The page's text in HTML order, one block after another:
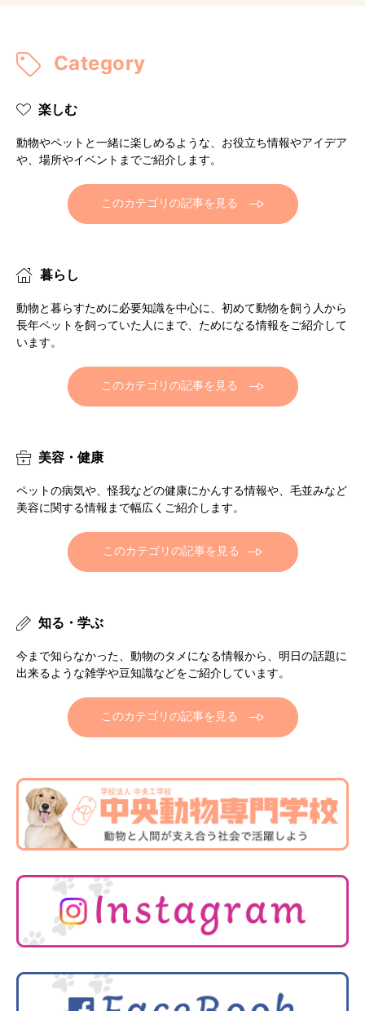
Category
楽しむ
動物やペットと一緒に楽しめるような、お役立ち情報やアイデア
や、場所やイベントまでご紹介します。
このカテゴリの記事を見る
暮らし
動物と暮らすために必要知識を中心に、初めて動物を飼う人から
長年ペットを飼っていた人にまで、ためになる情報をご紹介して
います。
このカテゴリの記事を見る
美容・健康
ペットの病気や、怪我などの健康にかんする情報や、毛並みなど
美容に関する情報まで幅広くご紹介します。
このカテゴリの記事を見る
知る・学ぶ
今まで知らなかった、動物のタメになる情報から、明日の話題に
出来るような雑学や豆知識などをご紹介しています。
このカテゴリの記事を見る